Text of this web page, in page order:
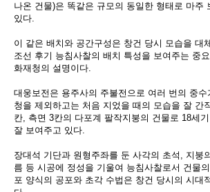
나온 건물)은 똑같은 규모의 동일한 형태로 마주
있다.
이 같은 배치와 공간구성은 창건 당시 모습을 대
조선 후기 능침사찰의 배치 특성을 보여주는 중
화재청의 설명이다.
대웅보전은 용주사의 주불전으로 여러 번의 중
청을 제외하고는 처음 지었을 때의 모습을 잘 간
칸, 측면 3칸의 다포계 팔작지붕의 건물로 18세
잘 보여주고 있다.
장대석 기단과 원형주좌를 둔 사각의 초석, 지붕
름 등 시공에 정성을 기울여 능침사찰로서 건물
포 양식의 공포와 초각 수법은 창건 당시의 시대